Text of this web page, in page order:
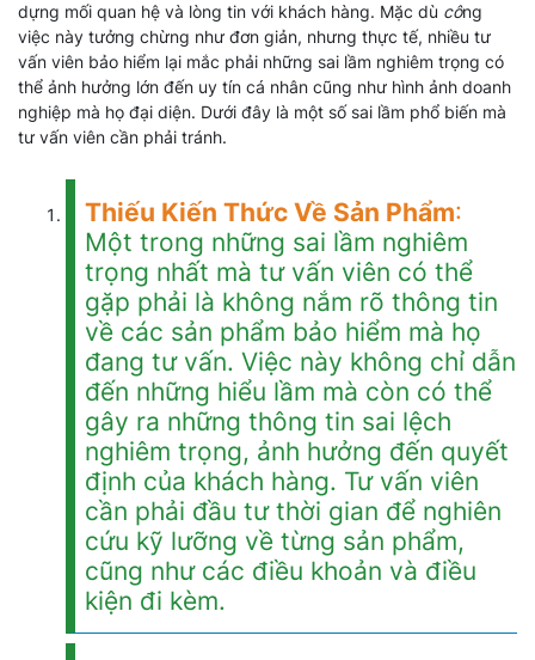
dựng mối quan hệ và lòng tin với khách hàng. Mặc dù công
việc này tưởng chừng như đơn giản, nhưng thực tế, nhiều tư
vấn viên bảo hiểm lại mắc phải những sai lầm nghiêm trọng có
thể ảnh hưởng lớn đến uy tín cá nhân cũng như hình ảnh doanh
nghiệp mà họ đại diện. Dưới đây là một số sai lầm phổ biến mà
tư vấn viên cần phải tránh.
Thiếu Kiến Thức Về Sản Phẩm:
Một trong những sai lầm nghiêm
trọng nhất mà tư vấn viên có thể
gặp phải là không nắm rõ thông tin
về các sản phẩm bảo hiểm mà họ
đang tư vấn. Việc này không chỉ dẫn
đến những hiểu lầm mà còn có thể
gây ra những thông tin sai lệch
nghiêm trọng, ảnh hưởng đến quyết
định của khách hàng. Tư vấn viên
cần phải đầu tư thời gian để nghiên
cứu kỹ lưỡng về từng sản phẩm,
cũng như các điều khoản và điều
kiện đi kèm.